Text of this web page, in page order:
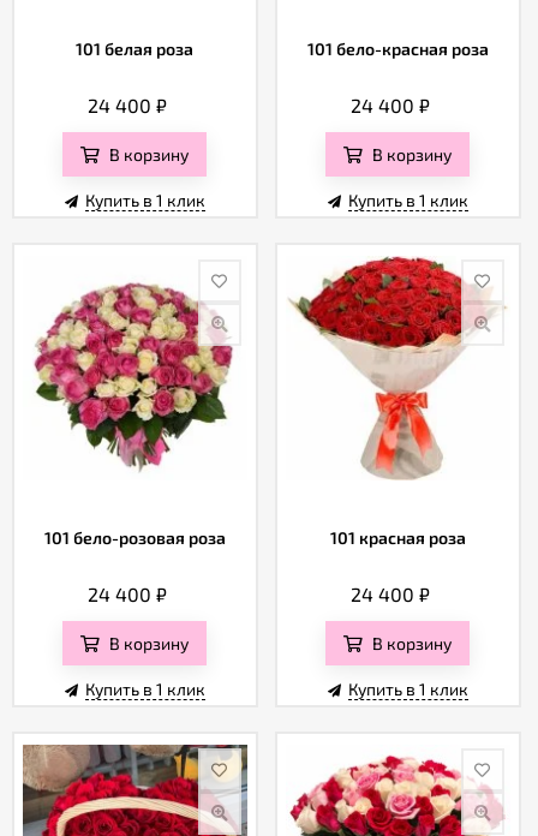
101 белая роза
24 400₽
В корзину
Купить в 1 клик
101 бело-красная роза
24 400₽
В корзину
Купить в 1 клик
101 бело-розовая роза
24 400₽
В корзину
Купить в 1 клик
101 красная роза
24 400₽
В корзину
Купить в 1 клик